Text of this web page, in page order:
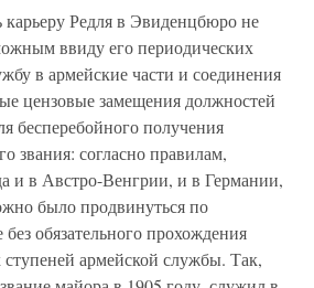
карьеру Редля в Эвиденцбюро не
ввиду его периодических
в армейские части и соединения
цензовые замещения должностей
бесперебойного получения
звания: согласно правилам,
и в Австро-Венгрии, и в Германии,
было продвинуться по
обязательного прохождения
армейской службы. Так,